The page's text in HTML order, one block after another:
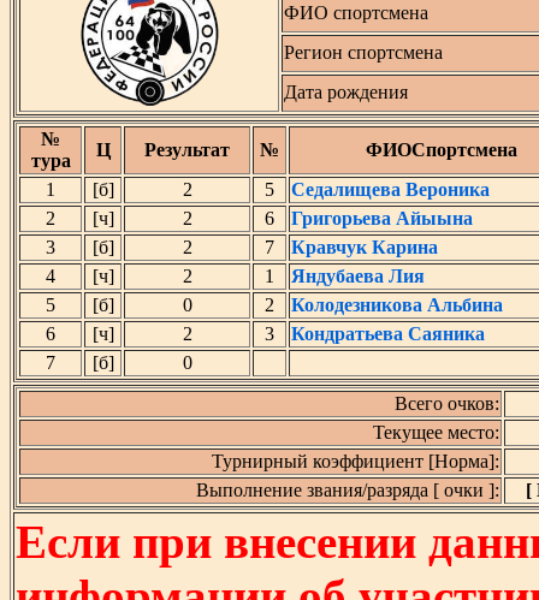
ФИО спортсмена
Регион спортсмена
Дата рождения
№
тура
Ц Результат №
ФИОСпортсмена
1
[б] 2 5
Седалищева Вероника
2
[ч] 2 6
Григорьева Айыына
3
[б] 2 7
Кравчук Карина
4
[ч] 2 1
Яндубаева Лия
5
[б] 0 2
Колодезникова Альбина
6
[ч] 2 3
Кондратьева Саяника
7
[б]
0
Всего очков:
Текущее место:
Турнирный коэффициент [Норма]:
Выполнение звания/разряда [ очки ]:
[
Если при внесении